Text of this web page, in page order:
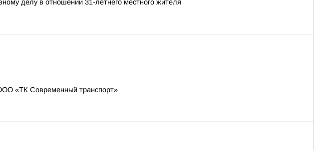
делу в отношении 31-летнего местного жителя
«ТК Современный транспорт»